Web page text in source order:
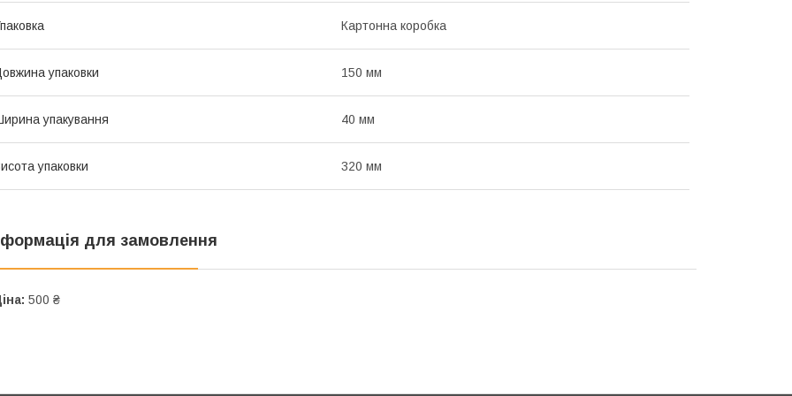
Картонна коробка
упаковки 150 мм
упакування 40 мм
упаковки 320 мм
для замовлення
500 ₴